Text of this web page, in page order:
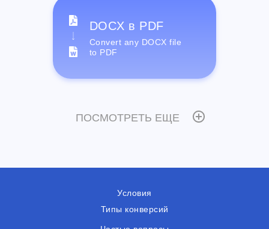
DOCX в PDF
Convert any DOCX file
to PDF
ПОСМОТРЕТЬ ЕЩЕ
Условия
Типы конверсий